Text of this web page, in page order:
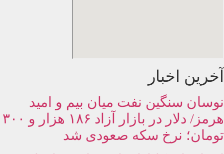
آخرین اخبار
نوسان سنگین نفت میان بیم و امید
هرمز/ دلار در بازار آزاد ۱۸۶ هزار و ۳۰۰
تومان؛ نرخ سکه صعودی شد